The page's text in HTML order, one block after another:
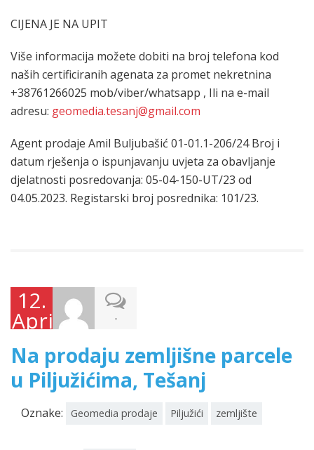
CIJENA JE NA UPIT
Više informacija možete dobiti na broj telefona kod
naših certificiranih agenata za promet nekretnina
+38761266025 mob/viber/whatsapp , Ili na e-mail
adresu: geomedia.tesanj@gmail.com
Agent prodaje Amil Buljubašić 01-01.1-206/24 Broj i
datum rješenja o ispunjavanju uvjeta za obavljanje
djelatnosti posredovanja: 05-04-150-UT/23 od
04.05.2023. Registarski broj posrednika: 101/23.
12.
Aprila
2026.
-
Na prodaju zemljišne parcele
u Piljužićima, Tešanj
Oznake: Geomedia prodaje Piljužići zemljište